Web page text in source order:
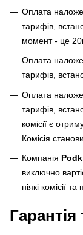
Оплата
тарифів,
момент - це
Оплата
тарифів,
Оплата
тарифів,
комісії є
Комісія
Компанія
виключно
ніякі комісії